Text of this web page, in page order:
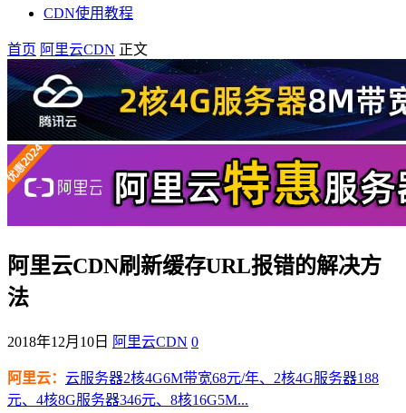
CDN使用教程
首页 阿里云CDN 正文
阿里云CDN刷新缓存URL报错的解决方
法
2018年12月10日 阿里云CDN 0
阿里云： 云服务器2核4G6M带宽68元/年、2核4G服务器188
元、4核8G服务器346元、8核16G5M...